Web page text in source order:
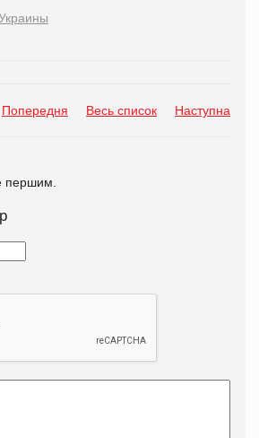
Попередня Весь список Наступна
першим.